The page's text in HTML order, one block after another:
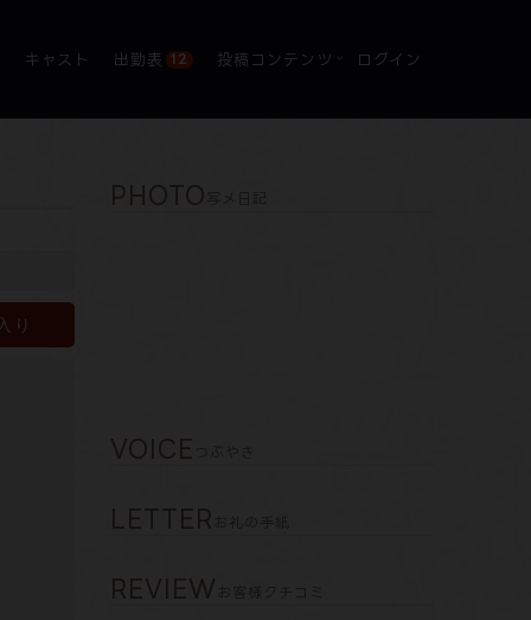
キャスト 出勤表 12 投稿コンテンツ ログイン
り
PHOTO
VOICE
LETTER
REVIEW